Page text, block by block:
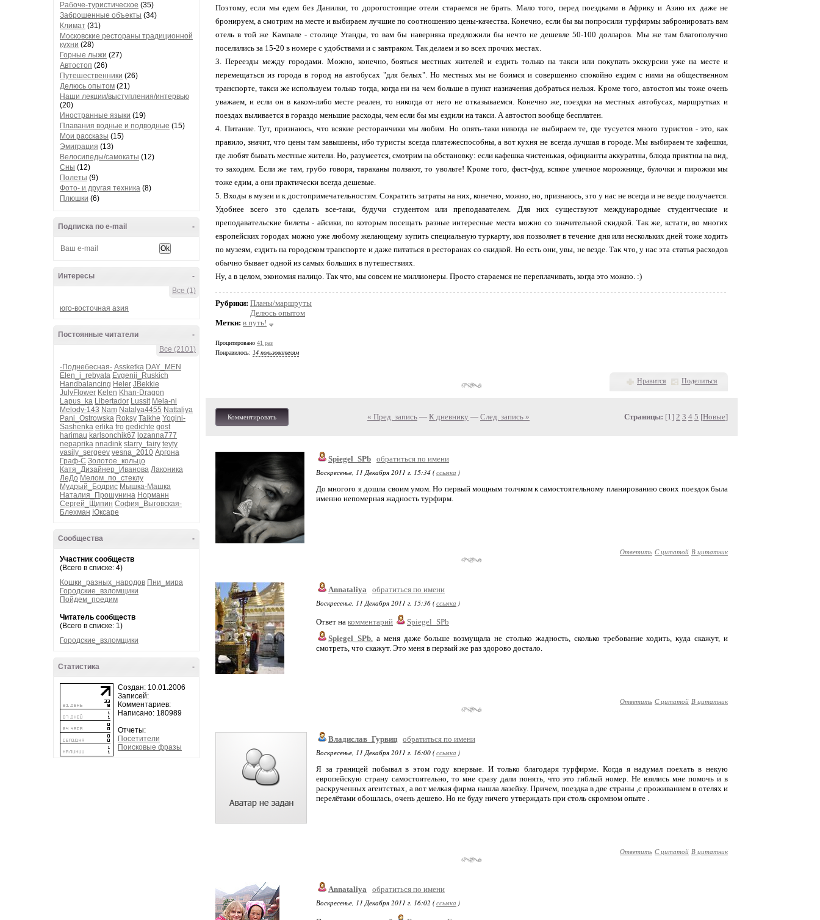
Рабоче-туристическое (35)
Заброшенные объекты (34)
Климат (31)
Московские рестораны традиционной
кухни (28)
Горные лыжи (27)
Автостоп (26)
Путешественники (26)
Делюсь опытом (21)
Наши лекции/выступления/интервью
(20)
Иностранные языки (19)
Плавания водные и подводные (15)
Мои рассказы (15)
Эмиграция (13)
Велосипеды/самокаты (12)
Сны (12)
Полеты (9)
Фото- и другая техника (8)
Плюшки (6)
-
Подписка по e-mail
-
Интересы
Все (1)
юго-восточная азия
-
Постоянные читатели
Все (2101)
-Поднебесная- Assketka DAY_MEN
Elen_i_rebyata Evgenij_Ruskich
Handbalancing Heler JBekkie
JulyFlower Kelen Khan-Dragon
Lapus_ka Libertador Lussit Mela-ni
Melody-143 Nam Natalya4455 Nattaliya
Pani_Ostrowska Roksy Taikhe Yogini-
Sashenka erlika fro gedichte gost
harimau karlsonchik67 lozanna777
nepaprika nnadink starry_fairy teyty
vasily_sergeev vesna_2010 Аргона
Граф-С Золотое_кольцо
Катя_Дизайнер_Иванова Лаконика
ЛеДо Мелом_по_стеклу
Мудрый_Бодрис Мышка-Машка
Наталия_Прошунина Норманн
Сергей_Щипин София_Выговская-
Блехман Юксаре
-
Сообщества
Участник сообществ
(Всего в списке: 4)
Кошки_разных_народов Пни_мира
Городские_взломщики
Пойдем_поедим
Читатель сообществ
(Всего в списке: 1)
Городские_взломщики
-
Статистика
Создан: 10.01.2006
Записей:
Комментариев:
Написано: 180989
Отчеты:
Посетители
Поисковые фразы
Поэтому, если мы едем без Данилки, то дорогостоящие отели стараемся не брать. Мало того, перед поездками в Африку и Азию их даже не
бронируем, а смотрим на месте и выбираем лучшие по соотношению цены-качества. Конечно, если бы вы попросили турфирмы забронировать вам
отель в той же Кампале - столице Уганды, то вам бы наверняка предложили бы нечто не дешевле 50-100 долларов. Мы же там благополучно
поселились за 15-20 в номере с удобствами и с завтраком. Так делаем и во всех прочих местах.
3. Переезды между городами. Можно, конечно, бояться местных жителей и ездить только на такси или покупать экскурсии уже на месте и
перемещаться из города в город на автобусах "для белых". Но местных мы не боимся и совершенно спокойно ездим с ними на общественном
транспорте, такси же используем только тогда, когда ни на чем больше в пункт назначения добраться нельзя. Кроме того, автостоп мы тоже очень
уважаем, и если он в каком-либо месте реален, то никогда от него не отказываемся. Конечно же, поездки на местных автобусах, маршрутках и
поездах выливается в гораздо меньшие расходы, чем если бы мы ездили на такси. А автостоп вообще бесплатен.
4. Питание. Тут, признаюсь, что всякие ресторанчики мы любим. Но опять-таки никогда не выбираем те, где тусуется много туристов - это, как
правило, значит, что цены там завышены, ибо туристы всегда платежеспособны, а вот кухня не всегда лучшая в городе. Мы выбираем те кафешки,
где любят бывать местные жители. Но, разумеется, смотрим на обстановку: если кафешка чистенькая, официанты аккуратны, блюда приятны на вид,
то заходим. Если же там, грубо говоря, тараканы ползают, то увольте! Кроме того, фаст-фуд, всякое уличное морожнице, булочки и пирожки мы
тоже едим, а они практически всегда дешевые.
5. Входы в музеи и к достопримечательностям. Сократить затраты на них, конечно, можно, но, признаюсь, это у нас не всегда и не везде получается.
Удобнее всего это сделать все-таки, будучи студентом или преподавателем. Для них существуют международные студентческие и
преподавательские билеты - айсики, по которым посещать разные интересные места можно со значительной скидкой. Так же, кстати, во многих
европейских городах можно уже любому желающему купить специальную туркарту, коя позволяет в течение дня или нескольких дней тоже ходить
по музеям, ездить на городском транспорте и даже питаться в ресторанах со скидкой. Но есть они, увы, не везде. Так что, у нас эта статья расходов
обычно бывает одной из самых больших в путешествиях.
Ну, а в целом, экономия налицо. Так что, мы совсем не миллионеры. Просто стараемся не переплачивать, когда это можно. :)
Рубрики: Планы/маршруты
Делюсь опытом
Метки: в путь!
Процитировано 41 раз
Понравилось: 14 пользователям
Нравится Поделиться
Комментировать « Пред. запись — К дневнику — След. запись » Страницы: [1] 2 3 4 5 [Новые]
Spiegel_SPb обратиться по имени
Воскресенье, 11 Декабря 2011 г. 15:34 (ссылка )
До многого я дошла своим умом. Но первый мощным толчком к самостоятельному планированию своих поездок была
именно непомерная жадность турфирм.
Ответить С цитатой В цитатник
Annataliya
обратиться по имени
Воскресенье, 11 Декабря 2011 г. 15:36 (ссылка )
Ответ на комментарий
Spiegel_SPb
Spiegel_SPb, а меня даже больше возмущала не столько жадность, сколько требование ходить, куда скажут, и
смотреть, что скажут. Это меня в первый же раз здорово достало.
Ответить С цитатой В цитатник
Владислав_Гурвиц обратиться по имени
Воскресенье, 11 Декабря 2011 г. 16:00 (ссылка )
Я за границей побывал в этом году впервые. И только благодаря турфирме. Когда я надумал поехать в некую
европейскую страну самостоятельно, то мне сразу дали понять, что это гиблый номер. Не взялись мне помочь и в
раскрученных агентствах, а вот мелкая фирма нашла лазейку. Причем, поездка в две страны ,с проживанием в отелях и
перелётами обошлась, очень дешево. Но не буду ничего утверждать при столь скромном опыте .
Ответить С цитатой В цитатник
Annataliya
обратиться по имени
Воскресенье, 11 Декабря 2011 г. 16:02 (ссылка )